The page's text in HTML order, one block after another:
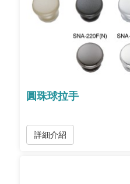
圓珠球拉手
詳細介紹